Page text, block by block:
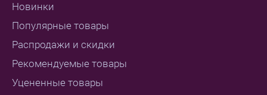
Новинки
Популярные товары
Распродажи и скидки
Рекомендуемые товары
Уцененные товары